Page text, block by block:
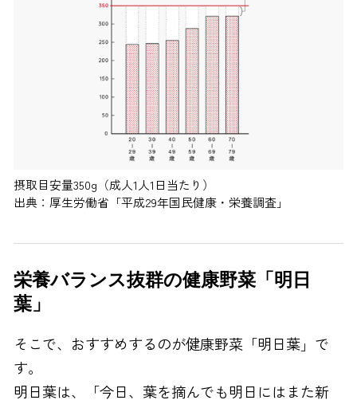
摂取目安量350g（成人1人1日当たり）
出典：厚生労働省「平成29年国民健康・栄養調査」
栄養バランス抜群の健康野菜「明日
葉」
そこで、おすすめするのが健康野菜「明日葉」で
す。
明日葉は、「今日、葉を摘んでも明日にはまた新